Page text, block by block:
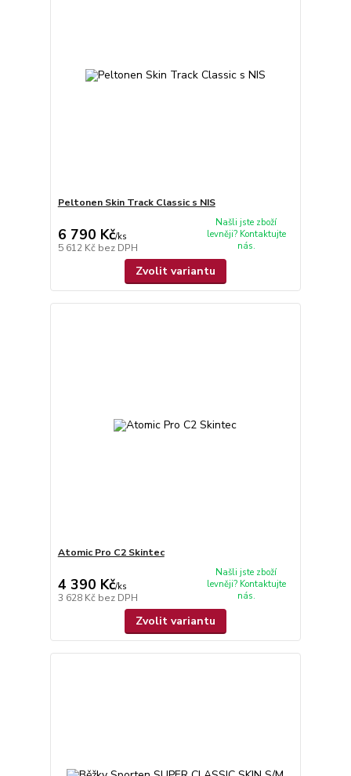
Peltonen Skin Track Classic s NIS
6 790 Kč/ks
5 612 Kč bez DPH
Našli jste zboží
levněji? Kontaktujte
nás.
Zvolit variantu
Atomic Pro C2 Skintec
4 390 Kč/ks
3 628 Kč bez DPH
Našli jste zboží
levněji? Kontaktujte
nás.
Zvolit variantu